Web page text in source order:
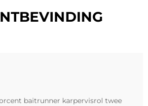
baitrunner karpervisrol twee